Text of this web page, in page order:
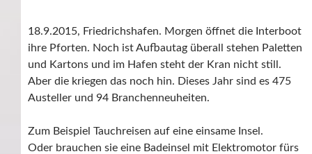
18.9.2015, Friedrichshafen. Morgen öffnet die Interboot
ihre Pforten. Noch ist Aufbautag überall stehen Paletten
und Kartons und im Hafen steht der Kran nicht still.
Aber die kriegen das noch hin. Dieses Jahr sind es 475
Austeller und 94 Branchenneuheiten.
Zum Beispiel Tauchreisen auf eine einsame Insel.
Oder brauchen sie eine Badeinsel mit Elektromotor fürs